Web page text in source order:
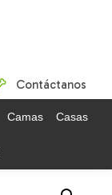
Contáctanos
Camas Casas